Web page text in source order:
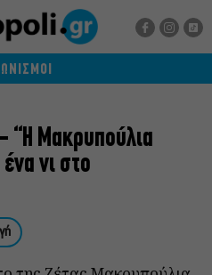
“Η Μακρυπούλια
νι στο